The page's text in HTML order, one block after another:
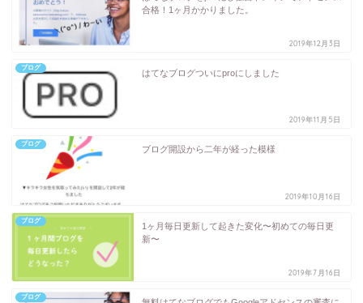
合格！1ヶ月かかりました。
2019年12月3日
ブログ
はてなブログついにproにしました
2019年11月5日
ブログ
ブログ開設から二年が経った模様
2019年10月16日
ブログ
1ヶ月毎日更新して起きた変化〜初めての毎日更
新〜
2019年7月16日
ブログ